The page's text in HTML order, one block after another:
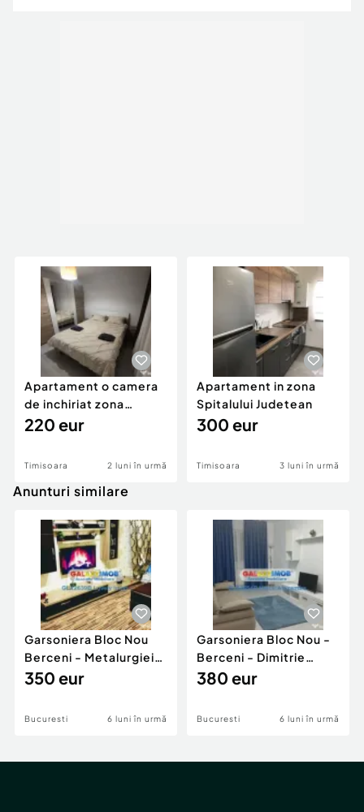
Apartament o camera
de inchiriat zona
Aradului
220 eur
Timisoara 2 luni în urmă
Apartament in zona
Spitalului Judetean
300 eur
Timisoara 3 luni în urmă
Anunturi similare
Garsoniera Bloc Nou
Berceni - Metalurgiei
Park - Postalionul
350 eur
Bucuresti 6 luni în urmă
Garsoniera Bloc Nou -
Berceni - Dimitrie
Leonida
380 eur
Bucuresti 6 luni în urmă